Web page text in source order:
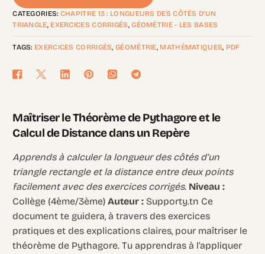
CATEGORIES: CHAPITRE 13 : LONGUEURS DES CÔTÉS D'UN
TRIANGLE, EXERCICES CORRIGÉS,GÉOMÉTRIE - LES BASES
TAGS: EXERCICES CORRIGÉS,GÉOMÉTRIE, MATHÉMATIQUES, PDF
Maîtriser le Théorème de Pythagore et le
Calcul de Distance dans un Repère
Apprends à calculer la longueur des côtés d’un
triangle rectangle et la distance entre deux points
facilement avec des exercices corrigés. Niveau :
Collège (4ème/3ème)Auteur : Supporty.tn Ce
document te guidera, à travers des exercices
pratiques et des explications claires, pour maîtriser le
théorème de Pythagore. Tu apprendras à l’appliquer